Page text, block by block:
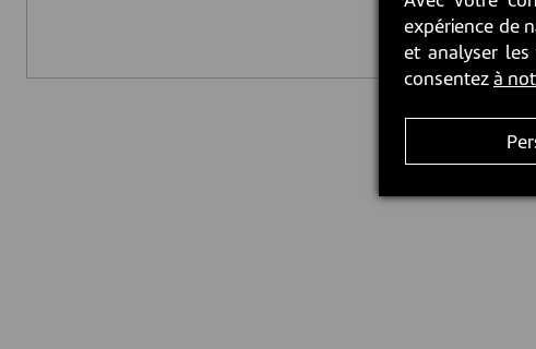
expérience de
et analyser
consentezà